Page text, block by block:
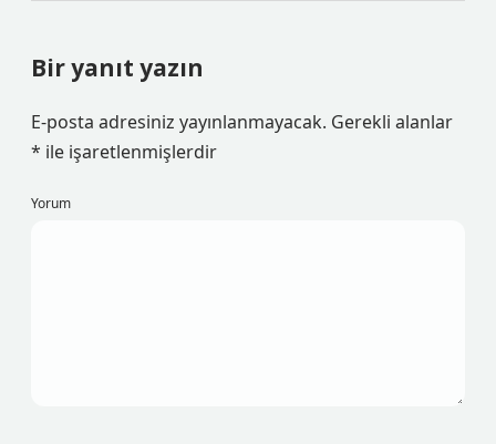
Bir yanıt yazın
E-posta adresiniz yayınlanmayacak. Gerekli alanlar
* ile işaretlenmişlerdir
Yorum